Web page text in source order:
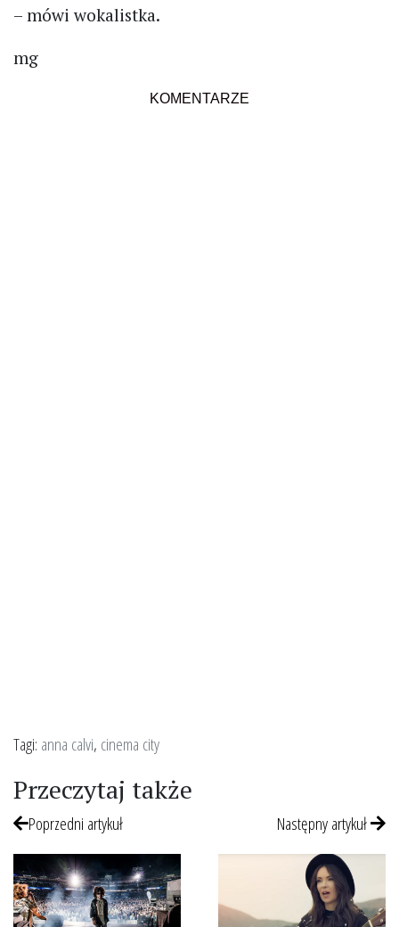
– mówi wokalistka.
mg
KOMENTARZE
Tagi: anna calvi, cinema city
Przeczytaj także
Poprzedni artykuł Następny artykuł